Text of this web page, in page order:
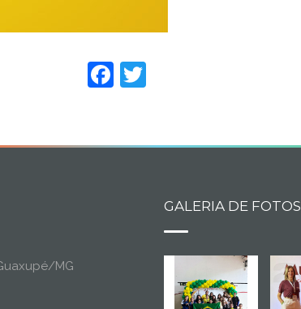
Facebook
Twitter
MG
GALERIA DE FOTOS